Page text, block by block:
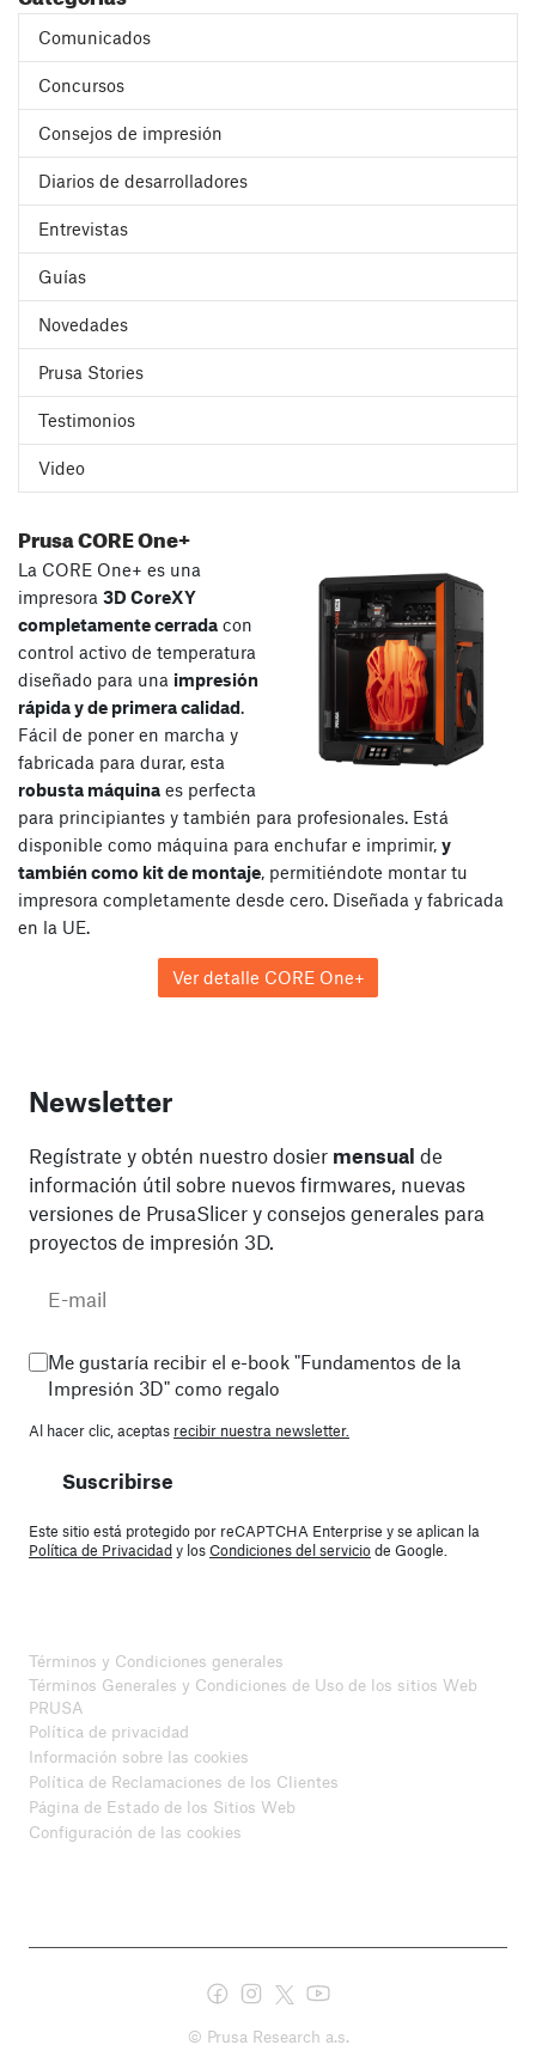
Comunicados
Concursos
Consejos de impresión
Diarios de desarrolladores
Entrevistas
Guías
Novedades
Prusa Stories
Testimonios
Video
Prusa CORE One+
La CORE One+ es una
impresora 3D CoreXY
completamente cerrada con
control activo de temperatura
diseñado para una impresión
rápida y de primera calidad.
Fácil de poner en marcha y
fabricada para durar, esta
robusta máquina es perfecta
para principiantes y también para profesionales. Está
disponible como máquina para enchufar e imprimir, y
también como kit de montaje, permitiéndote montar tu
impresora completamente desde cero. Diseñada y fabricada
en la UE.
Ver detalle CORE One+
Newsletter
Regístrate y obtén nuestro dosier mensual de
información útil sobre nuevos firmwares, nuevas
versiones de PrusaSlicer y consejos generales para
proyectos de impresión 3D.
Me gustaría recibir el e-book "Fundamentos de la
Impresión 3D" como regalo
Al hacer clic, aceptas recibir nuestra newsletter.
Suscribirse
Este sitio está protegido por reCAPTCHA Enterprise y se aplican la
Política de Privacidady losCondiciones del serviciode Google.
Términos y Condiciones generales
Términos Generales y Condiciones de Uso de los sitios Web
PRUSA
Política de privacidad
Información sobre las cookies
Política de Reclamaciones de los Clientes
Página de Estado de los Sitios Web
Configuración de las cookies
© Prusa Research a.s.